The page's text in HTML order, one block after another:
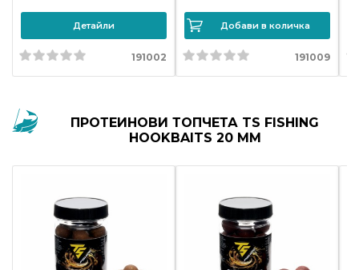
Детайли
191002
Добави в количка
191009
ПРОТЕИНОВИ ТОПЧЕТА TS FISHING
HOOKBAITS 20 MM